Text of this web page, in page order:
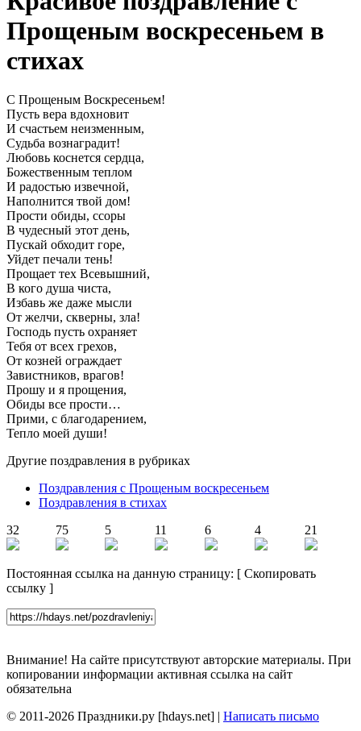
Прощеным воскресеньем в
стихах
С Прощеным Воскресеньем!
Пусть вера вдохновит
И счастьем неизменным,
Судьба вознаградит!
Любовь коснется сердца,
Божественным теплом
И радостью извечной,
Наполнится твой дом!
Прости обиды, ссоры
В чудесный этот день,
Пускай обходит горе,
Уйдет печали тень!
Прощает тех Всевышний,
В кого душа чиста,
Избавь же даже мысли
От желчи, скверны, зла!
Господь пусть охраняет
Тебя от всех грехов,
От козней ограждает
Завистников, врагов!
Прошу и я прощения,
Обиды все прости…
Прими, с благодарением,
Тепло моей души!
Другие поздравления в рубриках
Поздравления с Прощеным воскресеньем
Поздравления в стихах
32
75 5 11 6 4 21
Постоянная ссылка на данную страницу: [ Скопировать
ссылку ]
Внимание! На сайте присутствуют авторские материалы. При
копировании информации активная ссылка на сайт
обязательна
© 2011-2026 Праздники.ру [hdays.net] | Написать письмо